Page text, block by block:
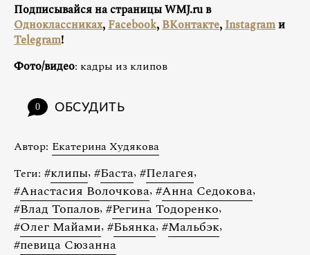
Подписывайся на страницы WMJ.ru в
Одноклассниках,Facebook,ВКонтакте,Instagramи
Telegram!
Фото/видео: кадры из клипов
0 ОБСУДИТЬ
Автор: Екатерина Худякова
Теги: #клипы, #Баста, #Пелагея,
#Анастасия Волочкова, #Анна Седокова,
#Влад Топалов, #Регина Тодоренко,
#Олег Майами, #Бьянка, #Мальбэк,
#певица Сюзанна